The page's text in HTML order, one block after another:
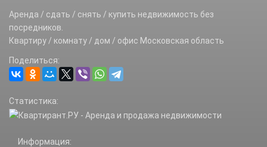
Аренда / сдать / снять / купить недвижимость без
посредников.
Квартиру / комнату / дом / офис Московская область
Поделиться:
Статистика:
Информация: